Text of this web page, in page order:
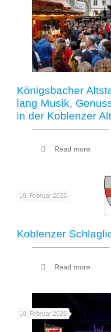
Königsbacher
lang Musik,
in der Koblenzer
Read more
10. Februar 2026
Koblenzer
Read more
10. Februar 2026